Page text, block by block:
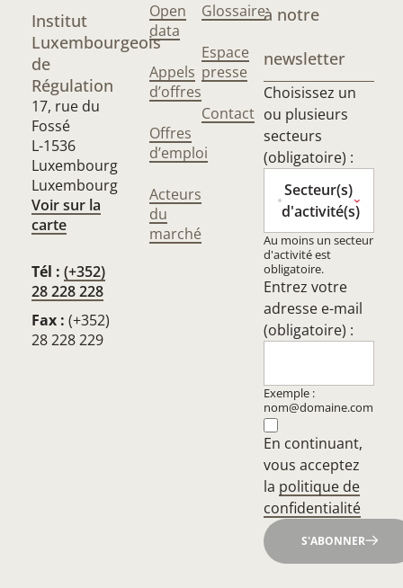
Institut
Luxembourgeois
de
Régulation
17, rue du
Fossé
L-1536
Luxembourg
Luxembourg
Voir sur la
carte
Tél : (+352)
28 228 228
Fax : (+352)
28 228 229
Open
data
Appels
d’offres
Offres
d’emploi
Acteurs
du
marché
Glossaire
Espace
presse
Contact
à notre
newsletter
Choisissez un
ou plusieurs
secteurs
(obligatoire) :
Secteur(s)
d'activité(s)
Au moins un secteur
d'activité est
obligatoire.
Entrez votre
adresse e-mail
(obligatoire) :
Exemple :
nom@domaine.com
En continuant,
vous acceptez
la politique de
confidentialité
S'ABONNER